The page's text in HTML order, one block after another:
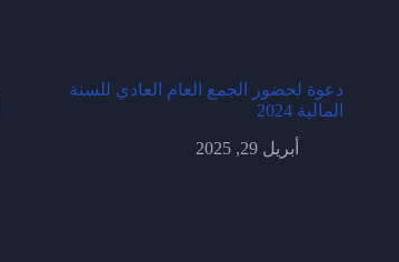
دعوة لحضور الجمع العام العادي للسنة
المالية 2024
أبريل 29, 2025